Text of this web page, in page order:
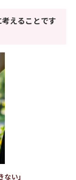
えることです
い」